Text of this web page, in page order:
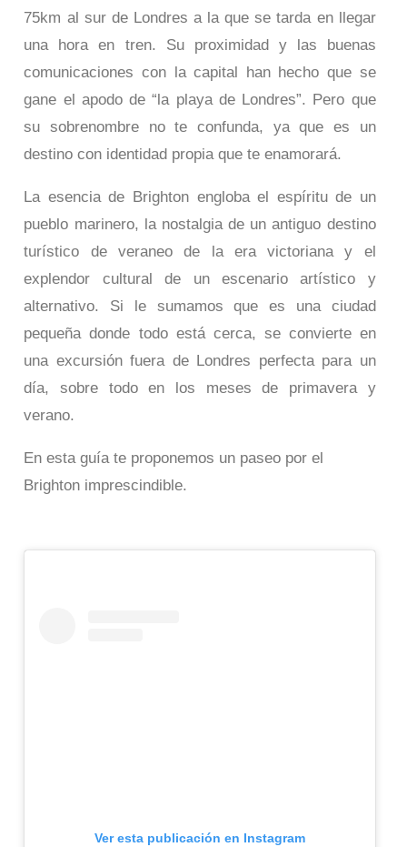
75km al sur de Londres a la que se tarda en llegar
una hora en tren. Su proximidad y las buenas
comunicaciones con la capital han hecho que se
gane el apodo de “la playa de Londres”. Pero que
su sobrenombre no te confunda, ya que es un
destino con identidad propia que te enamorará.
La esencia de Brighton engloba el espíritu de un
pueblo marinero, la nostalgia de un antiguo destino
turístico de veraneo de la era victoriana y el
explendor cultural de un escenario artístico y
alternativo. Si le sumamos que es una ciudad
pequeña donde todo está cerca, se convierte en
una excursión fuera de Londres perfecta para un
día, sobre todo en los meses de primavera y
verano.
En esta guía te proponemos un paseo por el
Brighton imprescindible.
Ver esta publicación en Instagram